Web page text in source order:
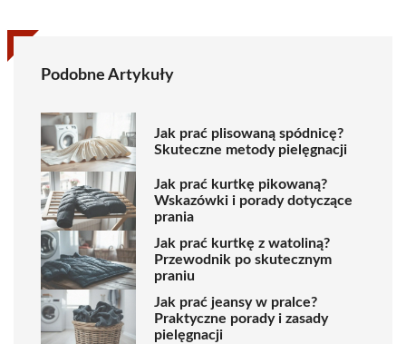
Podobne Artykuły
Jak prać plisowaną spódnicę?
Skuteczne metody pielęgnacji
Jak prać kurtkę pikowaną?
Wskazówki i porady dotyczące
prania
Jak prać kurtkę z watoliną?
Przewodnik po skutecznym
praniu
Jak prać jeansy w pralce?
Praktyczne porady i zasady
pielęgnacji